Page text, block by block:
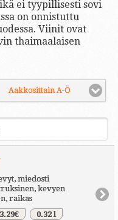
ei tyypillisesti sovi
on onnistuttu
Viinit ovat
thaimaalaisen
Aakkosittain A-Ö
miedosti
kevyen
raikas
3.29€
0.32 l